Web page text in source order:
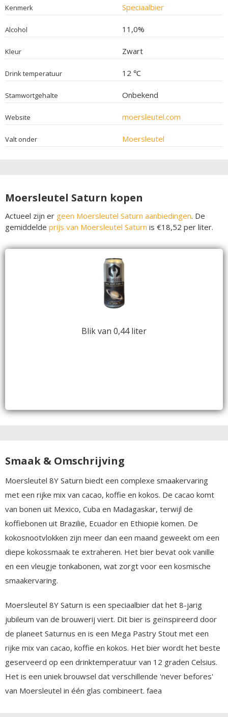
Kenmerk Speciaalbier
Alcohol 11,0%
Kleur Zwart
Drink temperatuur 12 ℃
Stamwortgehalte Onbekend
Website moersleutel.com
Valt onder Moersleutel
Moersleutel Saturn kopen
Actueel zijn er geen Moersleutel Saturn aanbiedingen. De
gemiddelde prijs van Moersleutel Saturn is €18,52 per liter.
Blik van 0,44 liter
Smaak & Omschrijving
Moersleutel 8Y Saturn biedt een complexe smaakervaring
met een rijke mix van cacao, koffie en kokos. De cacao komt
van bonen uit Mexico, Cuba en Madagaskar, terwijl de
koffiebonen uit Brazilië, Ecuador en Ethiopië komen. De
kokosnootvlokken zijn meer dan een maand geweekt om een
diepe kokossmaak te extraheren. Het bier bevat ook vanille
en een vleugje tonkabonen, wat zorgt voor een kosmische
smaakervaring.
Moersleutel 8Y Saturn is een speciaalbier dat het 8-jarig
jubileum van de brouwerij viert. Dit bier is geïnspireerd door
de planeet Saturnus en is een Mega Pastry Stout met een
rijke mix van cacao, koffie en kokos. Het bier wordt het beste
geserveerd op een drinktemperatuur van 12 graden Celsius.
Het is een uniek brouwsel dat verschillende 'never befores'
van Moersleutel in één glas combineert. faea